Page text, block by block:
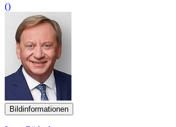
()
Bildinformationen